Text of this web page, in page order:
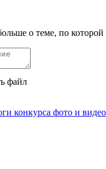
о теме, по
файл
конкурса фото и